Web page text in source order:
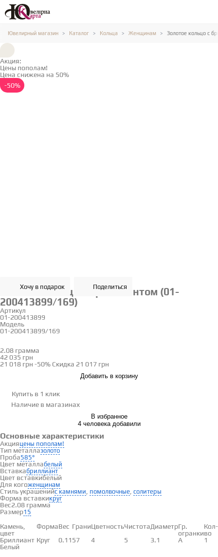
Ювелирный магазин Каталог Кольца Женщинам Золотое кольцо с
Акция:
Цены пополам!
Цена снижена на 50%
-50%
Хочу в подарок Поделиться
Золотое кольцо с бриллиантом (01-
200413899/169)
Артикул
01-200413899
Модель
01-200413899/169
2.08 грамма
42 035 грн
21 018 грн -50% Скидка 21 017 грн
Добавить в корзину
Купить в 1 клик
Наличие в магазинах
В избранное
4 человека добавили
Основные характеристики
Акцияцены пополам!
Тип металлазолото
Проба585°
Цвет металлабелый
Вставкабриллиант
Цвет вставкибелый
Для когоженщинам
Стиль украшенийс камнями помолвочные солитеры
Форма вставкикруг
Вес2.08 грамма
Размер15
Вставки
Камень,
цвет
ФормаВес ГраниЦветностьЧистотаДиаметрГр.
огранки
Кол-
во
Бриллиант
Белый
Круг 0.1157 4 5 3.1 А 1